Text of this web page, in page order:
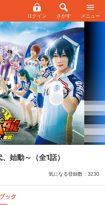
ログイン さがす メニュー
始動～ （全1話）
気になる登録数： 3230
ック